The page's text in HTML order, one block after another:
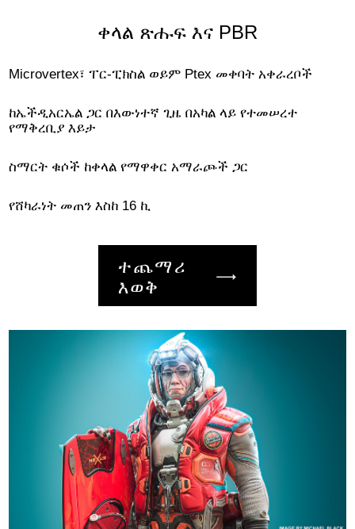
ቀላል ጽሑፍ እና PBR
Microvertex፣ ፐር-ፒክስል ወይም Ptex መቀባት አቀራረቦች
ከኤችዲአርኤል ጋር በእውነተኛ ጊዜ በአካል ላይ የተመሠረተ
የማቅረቢያ እይታ
ስማርት ቁሶች ከቀላል የማዋቀር አማራጮች ጋር
የሸካራነት መጠን እስከ 16 ኪ
ተጨማሪ
እወቅ